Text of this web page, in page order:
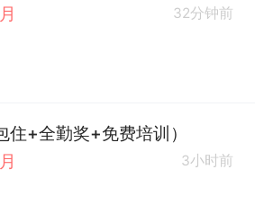
32分钟前
住+全勤奖+免费培训）
3小时前